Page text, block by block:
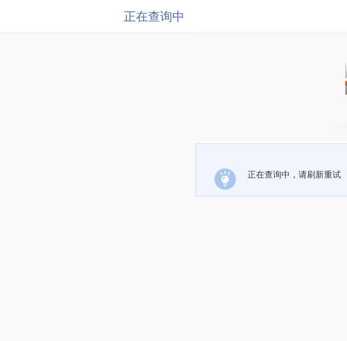
正在查询中
正在查询中，请刷新重试